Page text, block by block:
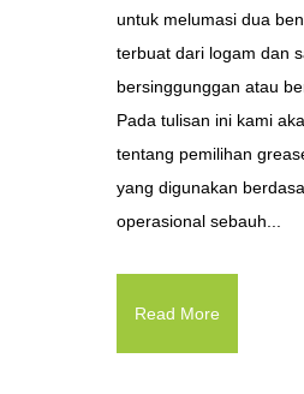
untuk melumasi dua
terbuat dari logam dan
bersinggunggan atau
Pada tulisan ini kami
tentang pemilihan
yang digunakan
operasional sebauh...
Read More